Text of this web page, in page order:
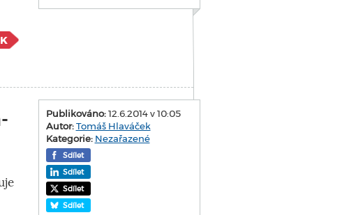
Publikováno:12.6.2014 v 10:05
Autor: Tomáš Hlaváček
Kategorie: Nezařazené
Sdílet
Sdílet
Sdílet
Sdílet